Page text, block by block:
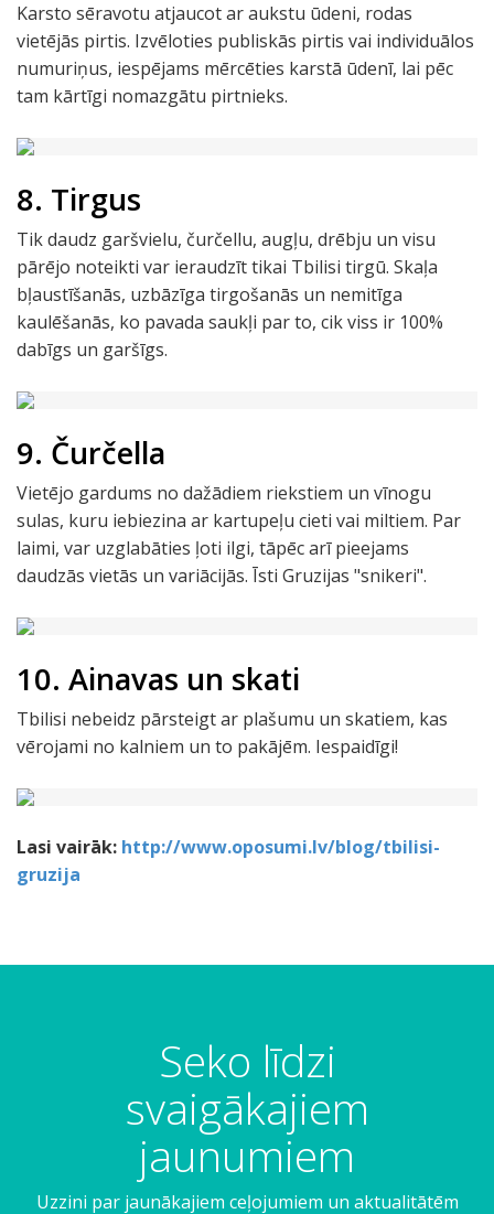
Karsto sēravotu atjaucot ar aukstu ūdeni, rodas
vietējās pirtis. Izvēloties publiskās pirtis vai individuālos
numuriņus, iespējams mērcēties karstā ūdenī, lai pēc
tam kārtīgi nomazgātu pirtnieks.
8. Tirgus
Tik daudz garšvielu, čurčellu, augļu, drēbju un visu
pārējo noteikti var ieraudzīt tikai Tbilisi tirgū. Skaļa
bļaustīšanās, uzbāzīga tirgošanās un nemitīga
kaulēšanās, ko pavada saukļi par to, cik viss ir 100%
dabīgs un garšīgs.
9. Čurčella
Vietējo gardums no dažādiem riekstiem un vīnogu
sulas, kuru iebiezina ar kartupeļu cieti vai miltiem. Par
laimi, var uzglabāties ļoti ilgi, tāpēc arī pieejams
daudzās vietās un variācijās. Īsti Gruzijas "snikeri".
10. Ainavas un skati
Tbilisi nebeidz pārsteigt ar plašumu un skatiem, kas
vērojami no kalniem un to pakājēm. Iespaidīgi!
Lasi vairāk: http://www.oposumi.lv/blog/tbilisi-
gruzija
Seko līdzi
svaigākajiem
jaunumiem
Uzzini par jaunākajiem ceļojumiem un aktualitātēm